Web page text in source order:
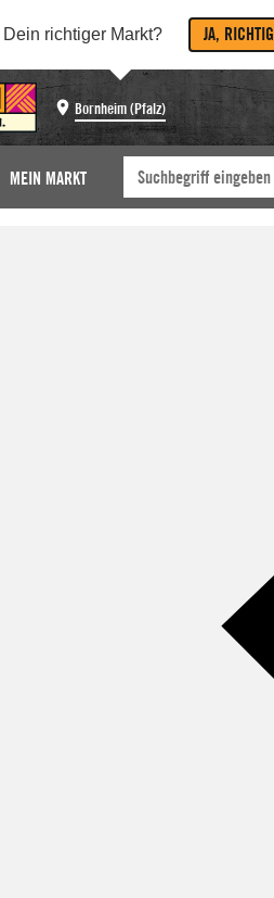
Dein richtiger Markt? JA, RICHTIG
Bornheim (Pfalz)
MEIN MARKT